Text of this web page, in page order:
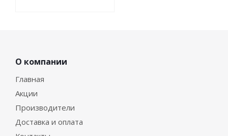
О компании
Главная
Акции
Производители
Доставка и оплата